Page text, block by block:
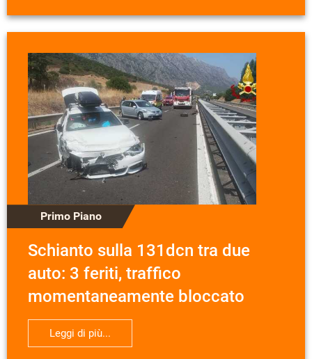
Primo Piano
Schianto sulla 131dcn tra due
auto: 3 feriti, traffico
momentaneamente bloccato
Leggi di più...